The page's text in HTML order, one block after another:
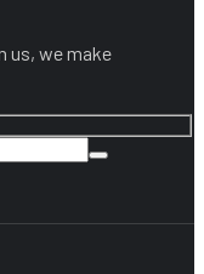
us, we make